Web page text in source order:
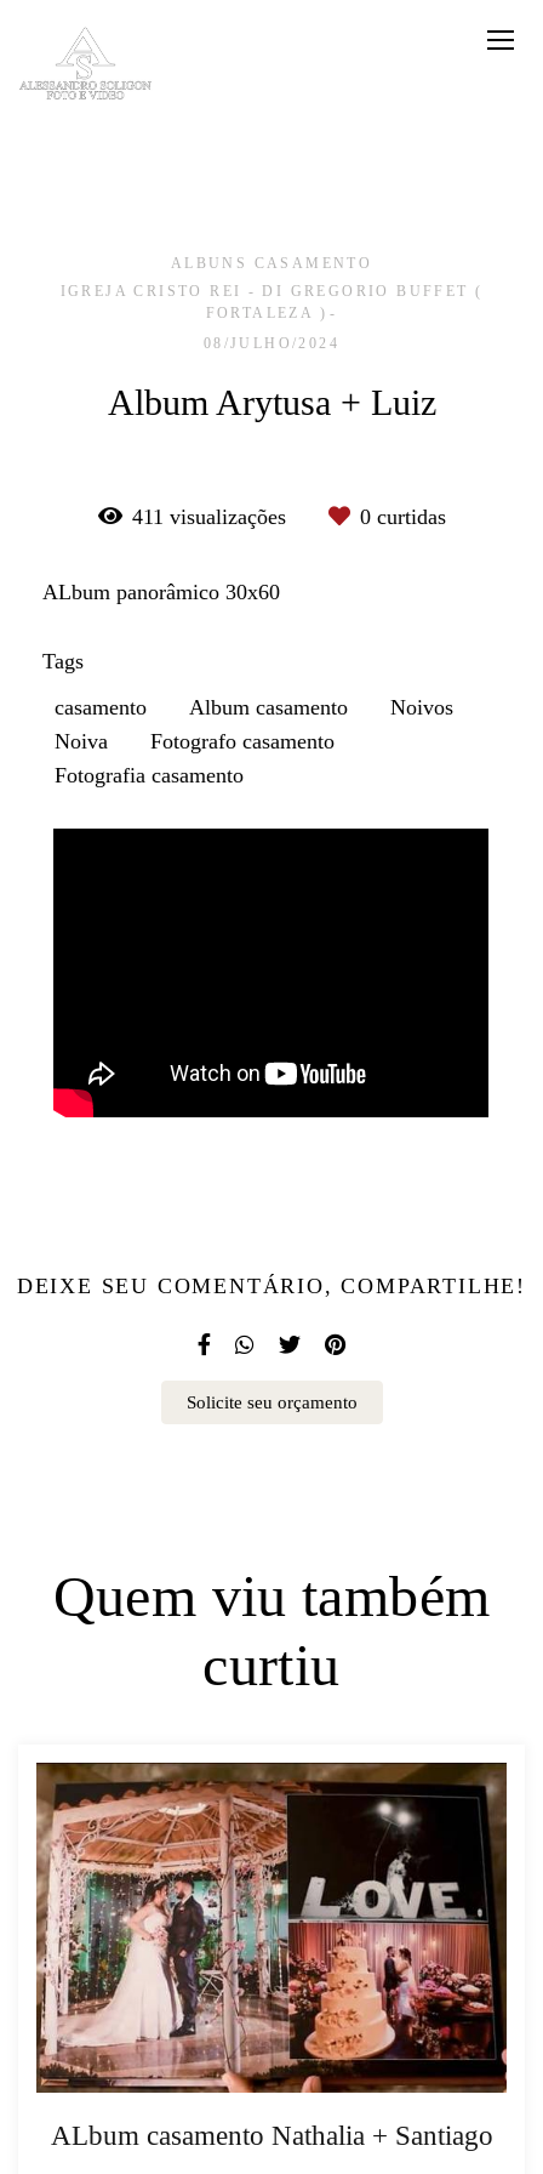
ALBUNS CASAMENTO
IGREJA CRISTO REI - DI GREGORIO BUFFET (
FORTALEZA )
08/JULHO/2024
Album Arytusa + Luiz
411 visualizações 0curtidas
ALbum panorâmico 30x60
Tags
casamento
Album casamento
Noivos
Noiva
Fotografo casamento
Fotografia casamento
DEIXE SEU COMENTÁRIO, COMPARTILHE!
Solicite seu orçamento
Quem viu também
curtiu
ALbum casamento Nathalia + Santiago